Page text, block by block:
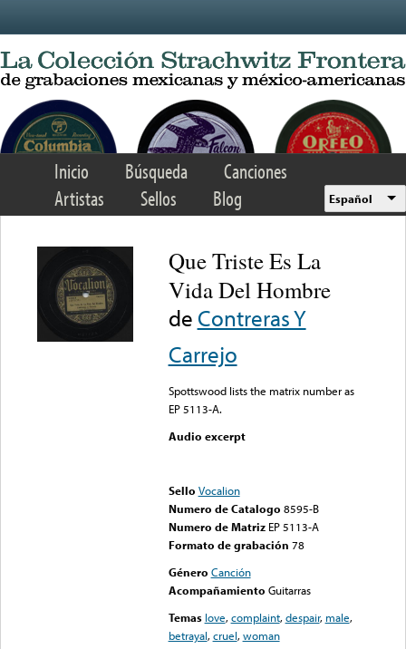
Inicio Búsqueda
Canciones
Artistas
Sellos Blog Español
Que Triste Es La
Vida Del Hombre
de Contreras Y
Carrejo
Spottswood lists the matrix number as
EP 5113-A.
Audio excerpt
Sello Vocalion
Numero de Catalogo 8595-B
Numero de Matriz EP 5113-A
Formato de grabación 78
Género Canción
Acompañamiento Guitarras
Temas love,complaint,despair, male,
betrayal,cruel,woman